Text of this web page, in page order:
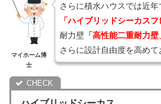
マイホーム博
士
さらに積水ハウスでは近
「ハイブリッドシーカスフ
耐力壁「高性能二重耐力壁
さらに設計自由度を高めて